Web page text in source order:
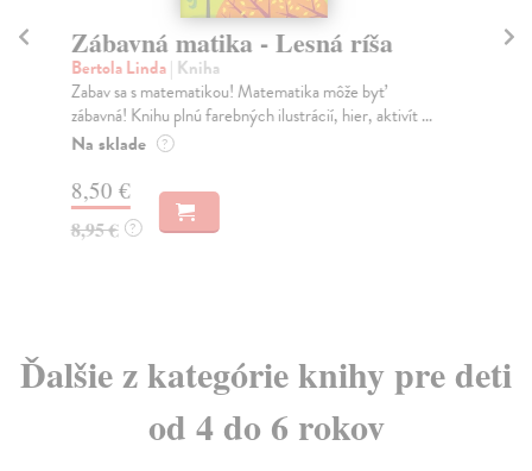
Zábavná matika - Lesná ríša
Bertola Linda| Kniha
Zabav sa s matematikou! Matematika môže byť
zábavná! Knihu plnú farebných ilustrácií, hier, aktivít ...
Na sklade ?
8,50 €
8,95 € ?
Ďalšie z kategórie knihy pre deti
od 4 do 6 rokov